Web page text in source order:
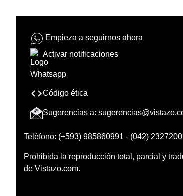
Empieza a seguirnos ahora
Activar notificaciones
Código ética
Sugerencias a:
Teléfono: (+593) 985860991 - (042)
Prohibida la reproducción total, parcial y
de Vistazo.com.